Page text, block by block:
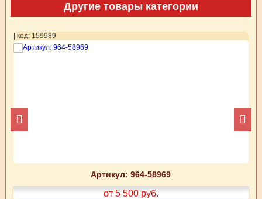
Другие товары категории
| код: 159989
Артикул: 964-58969
от 5 500 руб.